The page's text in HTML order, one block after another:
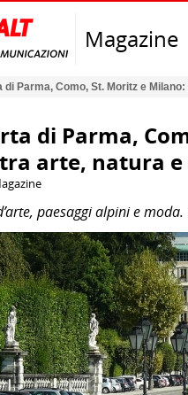
Magazine
di Parma, Como, St. Moritz e
di Parma,
arte, natura e
paesaggi alpini e